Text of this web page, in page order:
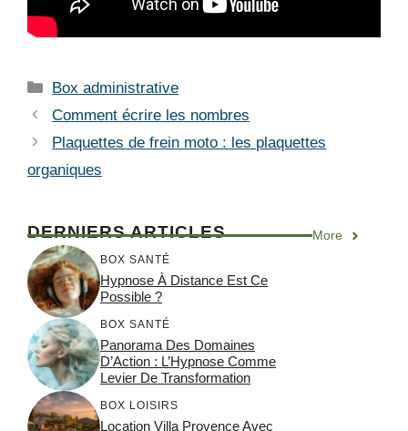
Catégories
Box administrative
Comment écrire les nombres
Plaquettes de frein moto : les plaquettes
organiques
DERNIERS ARTICLES More
BOX SANTÉ
Hypnose À Distance Est Ce
Possible ?
BOX SANTÉ
Panorama Des Domaines
D’Action : L’Hypnose Comme
Levier De Transformation
BOX LOISIRS
Location Villa Provence Avec